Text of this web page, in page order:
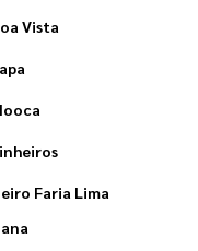
Vista
Faria Lima